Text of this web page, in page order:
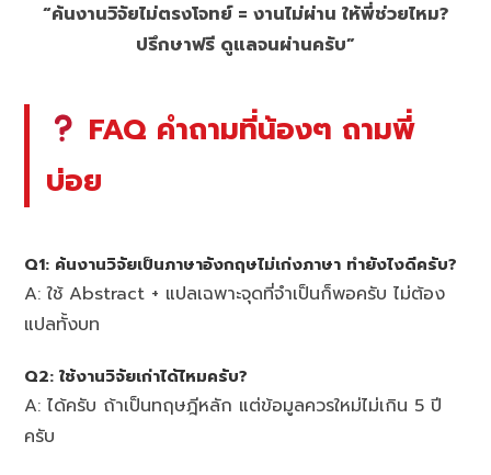
“ค้นงานวิจัยไม่ตรงโจทย์ = งานไม่ผ่าน ให้พี่ช่วยไหม?
ปรึกษาฟรี ดูแลจนผ่านครับ”
FAQ คำถามที่น้องๆ ถามพี่
บ่อย
Q1: ค้นงานวิจัยเป็นภาษาอังกฤษไม่เก่งภาษา ทำยังไงดีครับ?
A: ใช้ Abstract + แปลเฉพาะจุดที่จำเป็นก็พอครับ ไม่ต้อง
แปลทั้งบท
Q2: ใช้งานวิจัยเก่าได้ไหมครับ?
A: ได้ครับ ถ้าเป็นทฤษฎีหลัก แต่ข้อมูลควรใหม่ไม่เกิน 5 ปี
ครับ